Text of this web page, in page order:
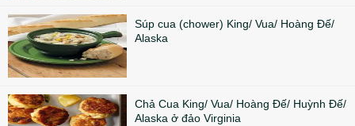
Súp cua (chower) King/ Vua/ Hoàng Đế/
Alaska
Chả Cua King/ Vua/ Hoàng Đế/ Huỳnh Đế/
Alaska ở đảo Virginia